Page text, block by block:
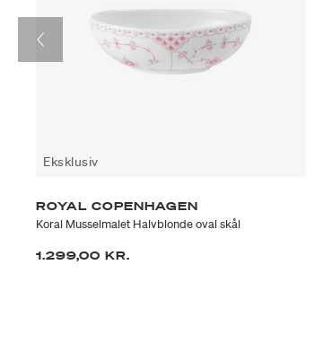
Eksklusiv
ROYAL COPENHAGEN
Koral Musselmalet Halvblonde oval skål
1.299,00 KR.